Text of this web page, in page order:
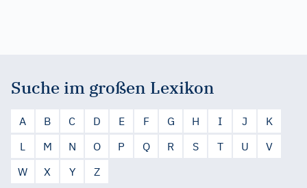
Suche im großen Lexikon
A B C D E F G H I J
K
L
M N O P Q R S T U
V
W
X Y Z